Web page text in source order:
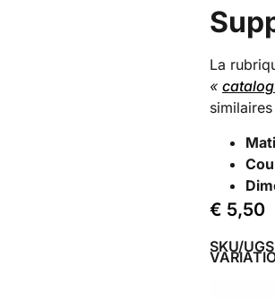
La
«
€ 5,50
SKU/